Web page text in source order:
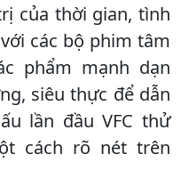
của thời gian, tình
các bộ phim tâm
phẩm mạnh dạn
siêu thực để dẫn
lần đầu VFC thử
cách rõ nét trên